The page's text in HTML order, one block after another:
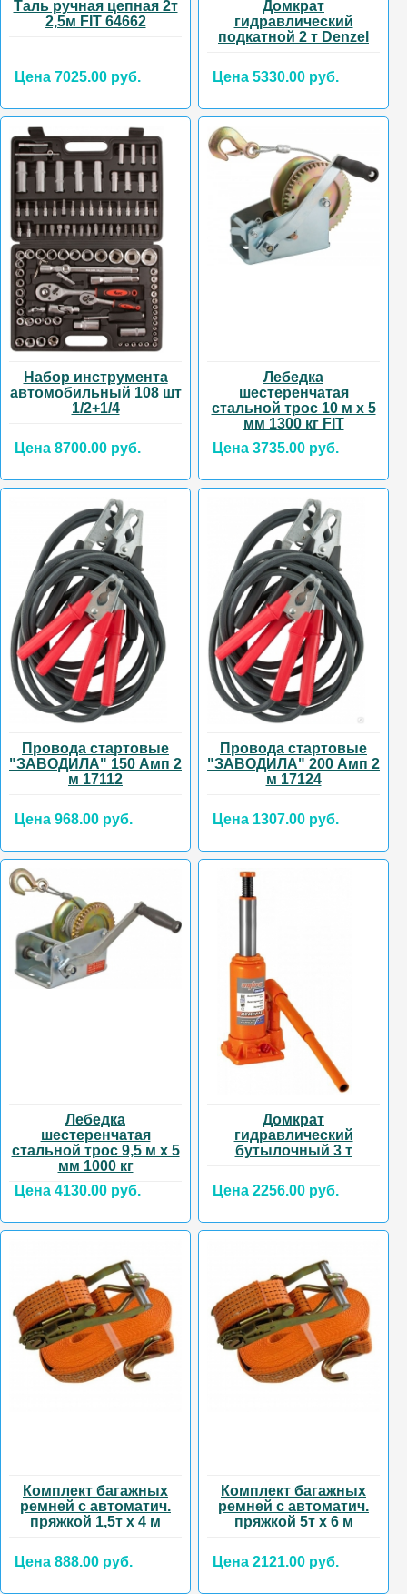
Таль ручная цепная 2т
2,5м FIT 64662
Цена 7025.00 руб.
Домкрат
гидравлический
подкатной 2 т Denzel
Цена 5330.00 руб.
Набор инструмента
автомобильный 108 шт
1/2+1/4
Цена 8700.00 руб.
Лебедка
шестеренчатая
стальной трос 10 м х 5
мм 1300 кг FIT
Цена 3735.00 руб.
Провода стартовые
"ЗАВОДИЛА" 150 Амп 2
м 17112
Цена 968.00 руб.
Провода стартовые
"ЗАВОДИЛА" 200 Амп 2
м 17124
Цена 1307.00 руб.
Лебедка
шестеренчатая
стальной трос 9,5 м х 5
мм 1000 кг
Цена 4130.00 руб.
Домкрат
гидравлический
бутылочный 3 т
Цена 2256.00 руб.
Комплект багажных
ремней с автоматич.
пряжкой 1,5т х 4 м
Цена 888.00 руб.
Комплект багажных
ремней с автоматич.
пряжкой 5т х 6 м
Цена 2121.00 руб.